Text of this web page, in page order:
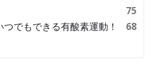
75
でもできる有酸素運動！
68